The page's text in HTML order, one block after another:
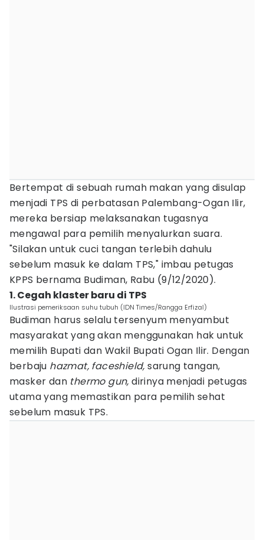
Bertempat di sebuah rumah makan yang disulap
menjadi TPS di perbatasan Palembang-Ogan Ilir,
mereka bersiap melaksanakan tugasnya
mengawal para pemilih menyalurkan suara.
"Silakan untuk cuci tangan terlebih dahulu
sebelum masuk ke dalam TPS," imbau petugas
KPPS bernama Budiman, Rabu (9/12/2020).
1. Cegah klaster baru di TPS
Ilustrasi pemeriksaan suhu tubuh (IDN Times/Rangga Erfizal)
Budiman harus selalu tersenyum menyambut
masyarakat yang akan menggunakan hak untuk
memilih Bupati dan Wakil Bupati Ogan Ilir. Dengan
berbaju hazmat, faceshield, sarung tangan,
masker dan thermo gun, dirinya menjadi petugas
utama yang memastikan para pemilih sehat
sebelum masuk TPS.